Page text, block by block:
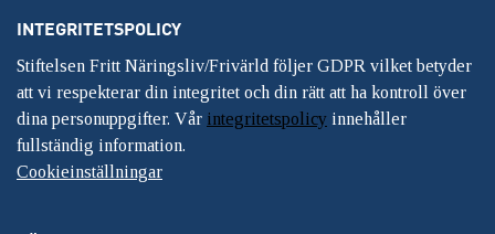
INTEGRITETSPOLICY
Stiftelsen Fritt Näringsliv/Frivärld följer GDPR vilket betyder
att vi respekterar din integritet och din rätt att ha kontroll över
dina personuppgifter. Vår integritetspolicy innehåller
fullständig information.
Cookieinställningar